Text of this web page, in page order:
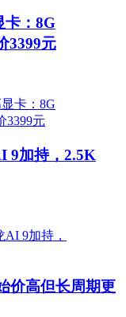
卡：8G
3399元
9加持，2.5K
价高但长周期更